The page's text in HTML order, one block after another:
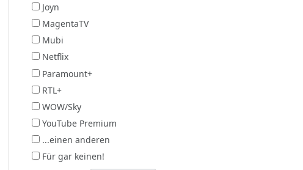
Joyn
MagentaTV
Mubi
Netflix
Paramount+
RTL+
WOW/Sky
YouTube Premium
...einen anderen
Für gar keinen!